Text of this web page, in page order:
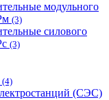
модульного
(3)
силового
(3)
(4)
(СЭС)